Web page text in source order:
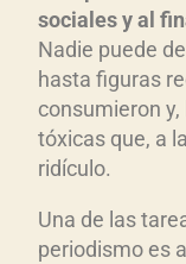
sociales y al
Nadie puede
hasta figuras
consumieron
tóxicas que, a
ridículo.
Una de las
periodismo es